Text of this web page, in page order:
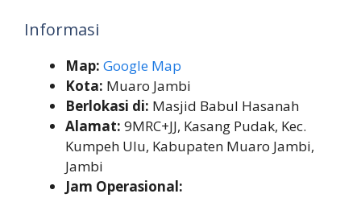
Informasi
Map: Google Map
Kota: Muaro Jambi
Berlokasi di: Masjid Babul Hasanah
Alamat: 9MRC+JJ, Kasang Pudak, Kec.
Kumpeh Ulu, Kabupaten Muaro Jambi,
Jambi
Jam Operasional: